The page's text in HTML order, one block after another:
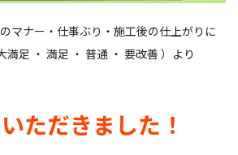
マナー・仕事ぶり・施工後の仕上がりに
満足 ・ 満足 ・ 普通 ・ 要改善 ）より
ただきました！